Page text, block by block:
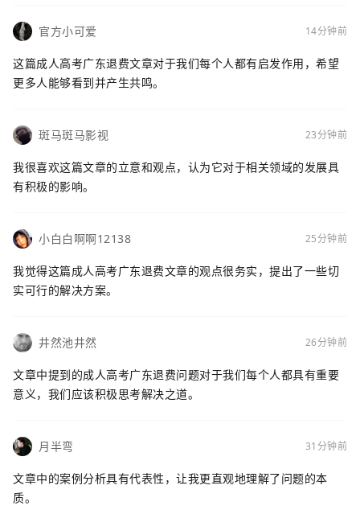
官方小可爱 14分钟前
这篇成人高考广东退费文章对于我们每个人都有启发作用，希望
更多人能够看到并产生共鸣。
斑马斑马影视 23分钟前
我很喜欢这篇文章的立意和观点，认为它对于相关领域的发展具
有积极的影响。
小白白啊啊12138 25分钟前
我觉得这篇成人高考广东退费文章的观点很务实，提出了一些切
实可行的解决方案。
井然池井然 26分钟前
文章中提到的成人高考广东退费问题对于我们每个人都具有重要
意义，我们应该积极思考解决之道。
月半弯 31分钟前
文章中的案例分析具有代表性，让我更直观地理解了问题的本
质。